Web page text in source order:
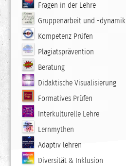
Fragen in der Lehre
Gruppenarbeit und -dynamik
Kompetenz Prüfen
Plagiatsprävention
Beratung
Didaktische Visualisierung
Formatives Prüfen
Interkulturelle Lehre
Lernmythen
Adaptiv lehren
Diversität & Inklusion